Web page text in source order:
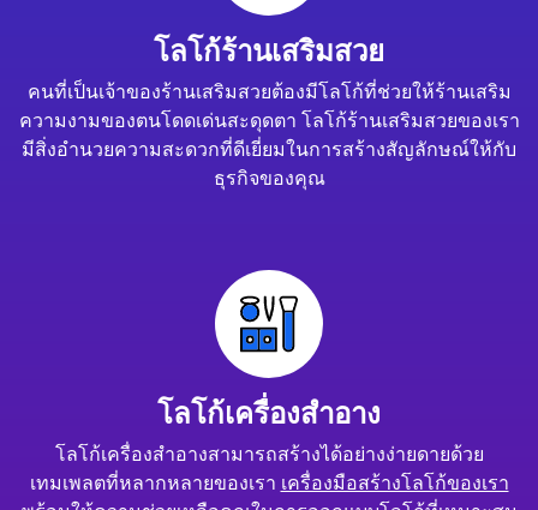
โลโก้ร้านเสริมสวย
คนที่เป็นเจ้าของร้านเสริมสวยต้องมีโลโก้ที่ช่วยให้ร้านเสริม
ความงามของตนโดดเด่นสะดุดตา โลโก้ร้านเสริมสวยของเรา
มีสิ่งอำนวยความสะดวกที่ดีเยี่ยมในการสร้างสัญลักษณ์ให้กับ
ธุรกิจของคุณ
โลโก้เครื่องสำอาง
โลโก้เครื่องสำอางสามารถสร้างได้อย่างง่ายดายด้วย
เทมเพลตที่หลากหลายของเรา เครื่องมือสร้างโลโก้ของเรา